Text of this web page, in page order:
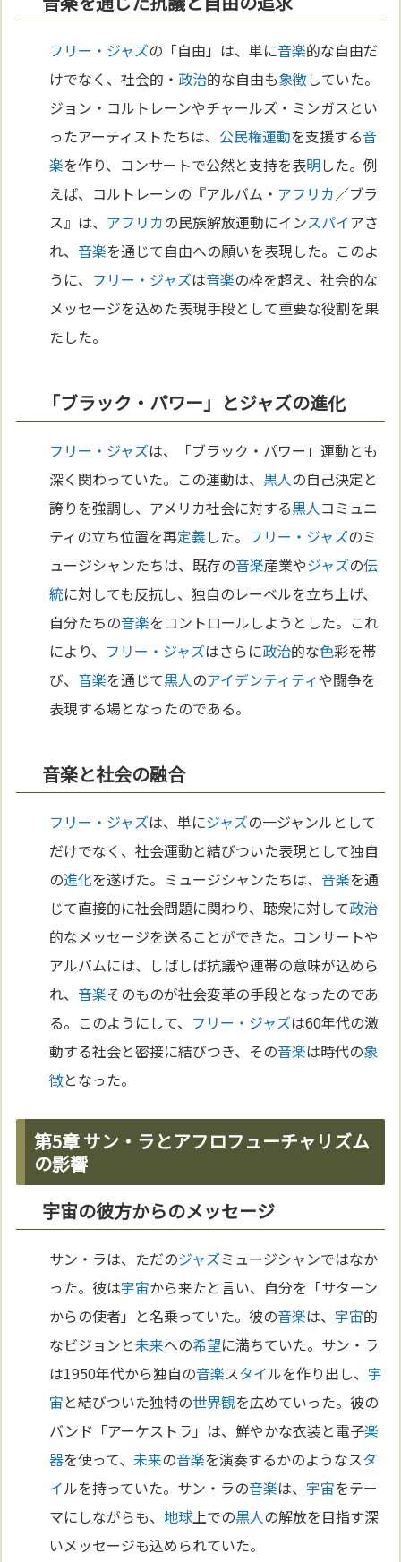
フリー・ジャズの「自由」は、単に音楽的な自由だ
けでなく、社会的・ 政治的な自由も象徴していた。
ジョン・コルトレーンやチャールズ・ミンガスとい
ったアーティストたちは、 公民権運動を支援する音
楽を作り、コンサートで公然と支持を表明した。例
えば、コルトレーンの『アルバム・ アフリカ／ブラ
ス』は、 アフリカの民族解放運動にインスパイアさ
れ、音楽を通じて自由への願いを表現した。このよ
うに、 フリー・ジャズは音楽の枠を超え、社会的な
メッセージを込めた表現手段として重要な役割を果
たした。
「ブラック・パワー」とジャズの進化
フリー・ジャズは、「ブラック・パワー」運動とも
深く関わっていた。この運動は、 黒人の自己決定と
誇りを強調し、アメリカ社会に対する黒人 コミュニ
ティの立ち位置を再定義した。 フリー・ジャズのミ
ュージシャンたちは、既存の音楽産業やジャズの伝
統に対しても反抗し、独自のレーベルを立ち上げ、
自分たちの音楽をコントロールしようとした。これ
により、 フリー・ジャズはさらに政治的な色彩を帯
び、音楽を通じて黒人のアイデンティティや闘争を
表現する場となったのである。
音楽と社会の融合
フリー・ジャズは、単にジャズの一ジャンルとして
だけでなく、社会運動と結びついた表現として独自
の進化を遂げた。ミュージシャンたちは、音楽を通
じて直接的に社会問題に関わり、聴衆に対して政治
的なメッセージを送ることができた。コンサートや
アルバムには、しばしば抗議や連帯の意味が込めら
れ、音楽そのものが社会変革の手段となったのであ
る。このようにして、 フリー・ジャズは60年代の激
動する社会と密接に結びつき、その音楽は時代の象
徴となった。
第5章 サン・ラとアフロフューチャリズム
の影響
宇宙の彼方からのメッセージ
サン・ラは、ただのジャズミュージシャンではなか
った。彼は宇宙から来たと言い、自分を「サターン
からの使者」と名乗っていた。彼の音楽は、 宇宙的
なビジョンと未来への希望に満ちていた。サン・ラ
は1950年代から独自の音楽スタイルを作り出し、 宇
宙と結びついた独特の世界観を広めていった。彼の
バンド「アーケストラ」は、鮮やかな衣装と電子楽
器を使って、未来の音楽を演奏するかのようなスタ
イルを持っていた。サン・ラの音楽は、 宇宙をテー
マにしながらも、地球上での黒人の解放を目指す深
いメッセージも込められていた。